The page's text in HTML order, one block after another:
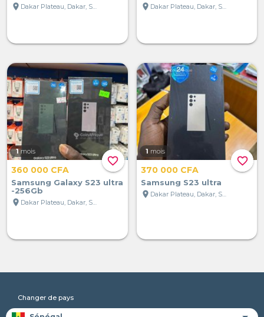
location_on
Dakar Plateau, Dakar, Sénégal
location_on
Dakar Plateau, Dakar, Sénégal
favorite_border
1 mois
360 000 CFA
Samsung Galaxy S23 ultra
-256Gb
location_on
Dakar Plateau, Dakar, Sénégal
favorite_border
1 mois
370 000 CFA
Samsung S23 ultra
location_on
Dakar Plateau, Dakar, Sénégal
Changer de pays